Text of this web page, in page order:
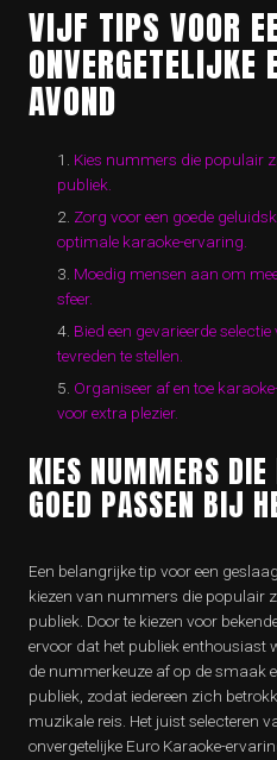
VIJF TIPS VOOR
ONVERGETELIJKE
AVOND
Kies nummers die populair
publiek.
Zorg voor een goede
optimale karaoke-ervaring.
Moedig mensen aan om
sfeer.
Bied een gevarieerde
tevreden te stellen.
Organiseer af en toe
voor extra plezier.
KIES NUMMERS
GOED PASSEN BIJ
Een belangrijke tip voor een
kiezen van nummers die populair
publiek. Door te kiezen voor
ervoor dat het publiek enthousiast
de nummerkeuze af op de smaak
publiek, zodat iedereen zich
muzikale reis. Het juist selecteren
onvergetelijke Euro Karaoke-